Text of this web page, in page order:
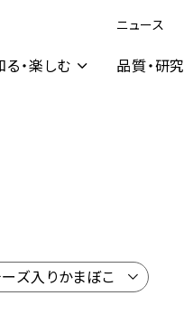
ニュース
る・楽しむ 品質・研
ズ入りかまぼこ